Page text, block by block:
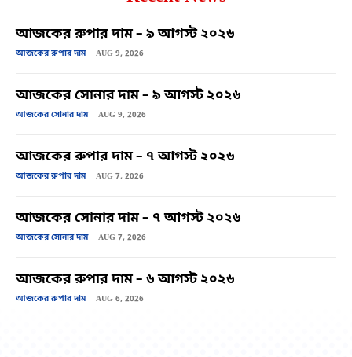
আজকের রুপার দাম – ৯ আগস্ট ২০২৬
আজকের রুপার দাম AUG 9, 2026
আজকের সোনার দাম – ৯ আগস্ট ২০২৬
আজকের সোনার দাম AUG 9, 2026
আজকের রুপার দাম – ৭ আগস্ট ২০২৬
আজকের রুপার দাম AUG 7, 2026
আজকের সোনার দাম – ৭ আগস্ট ২০২৬
আজকের সোনার দাম AUG 7, 2026
আজকের রুপার দাম – ৬ আগস্ট ২০২৬
আজকের রুপার দাম AUG 6, 2026